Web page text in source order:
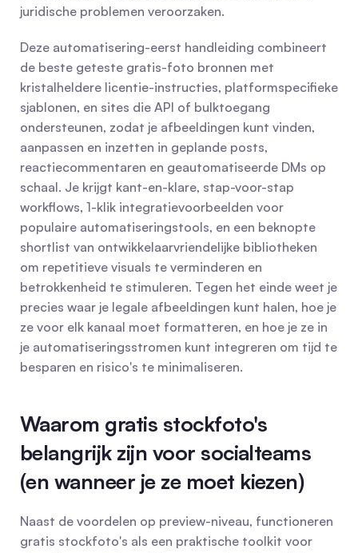
juridische problemen veroorzaken.
Deze automatisering-eerst handleiding combineert
de beste geteste gratis-foto bronnen met
kristalheldere licentie-instructies, platformspecifieke
sjablonen, en sites die API of bulktoegang
ondersteunen, zodat je afbeeldingen kunt vinden,
aanpassen en inzetten in geplande posts,
reactiecommentaren en geautomatiseerde DMs op
schaal. Je krijgt kant-en-klare, stap-voor-stap
workflows, 1-klik integratievoorbeelden voor
populaire automatiseringstools, en een beknopte
shortlist van ontwikkelaarvriendelijke bibliotheken
om repetitieve visuals te verminderen en
betrokkenheid te stimuleren. Tegen het einde weet je
precies waar je legale afbeeldingen kunt halen, hoe je
ze voor elk kanaal moet formatteren, en hoe je ze in
je automatiseringsstromen kunt integreren om tijd te
besparen en risico's te minimaliseren.
Waarom gratis stockfoto's
belangrijk zijn voor socialteams
(en wanneer je ze moet kiezen)
Naast de voordelen op preview-niveau, functioneren
gratis stockfoto's als een praktische toolkit voor